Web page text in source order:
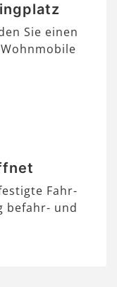
Sie einen
Fahr-
befahr- und